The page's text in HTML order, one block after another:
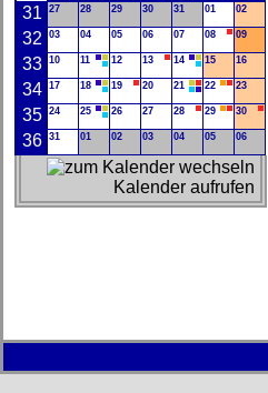
31
27 28 29 30 31 01 02
32 03 04 05 06 07 08 09
33 10 11 12 13 14 15 16
34 17 18 19 20 21 22 23
35 24 25 26 27 28 29 30
36 31 01 02 03 04 05 06
Kalender aufrufen